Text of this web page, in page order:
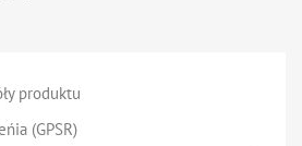
produktu
(GPSR)